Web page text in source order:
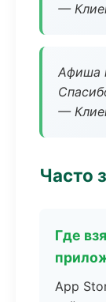
—
Афиша
—
Часто
Где
App